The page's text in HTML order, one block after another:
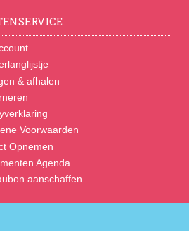
& afhalen
Voorwaarden
Opnemen
Agenda
aanschaffen